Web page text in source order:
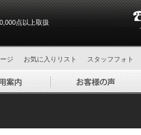
点以上取扱
ジ お気に入りリスト スタッフフォト